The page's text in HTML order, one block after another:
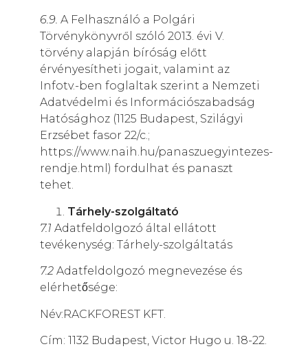
6.9. A Felhasználó a Polgári
Törvénykönyvről szóló 2013. évi V.
törvény alapján bíróság előtt
érvényesítheti jogait, valamint az
Infotv.-ben foglaltak szerint a Nemzeti
Adatvédelmi és Információszabadság
Hatósághoz (1125 Budapest, Szilágyi
Erzsébet fasor 22/c.;
https://www.naih.hu/panaszuegyintezes-
rendje.html) fordulhat és panaszt
tehet.
Tárhely-szolgáltató
7.1 Adatfeldolgozó által ellátott
tevékenység: Tárhely-szolgáltatás
7.2 Adatfeldolgozó megnevezése és
elérhetősége:
Név:RACKFOREST KFT.
Cím: 1132 Budapest, Victor Hugo u. 18-22.